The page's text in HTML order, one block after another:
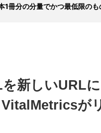
1冊分の分量でかつ最低限のも
新しいURL
が